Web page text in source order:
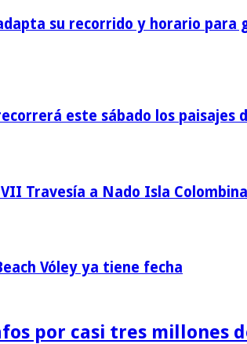
su recorrido y horario
este sábado los paisajes
Travesía a Nado Isla Colombina
Vóley ya tiene fecha
por casi tres millones